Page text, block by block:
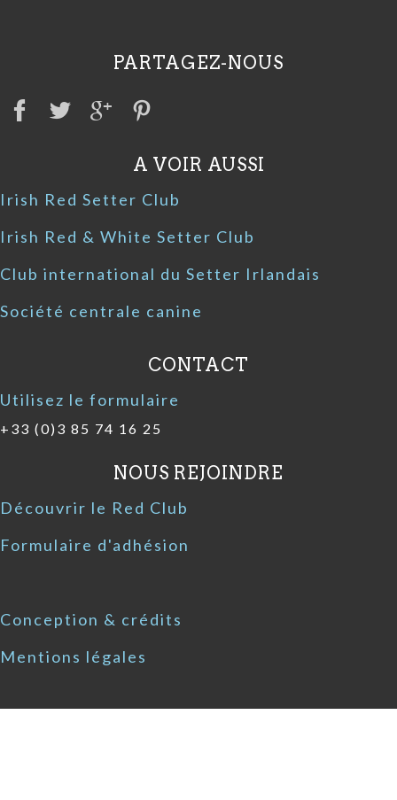
PARTAGEZ-NOUS
A VOIR AUSSI
Irish Red Setter Club
Irish Red & White Setter Club
Club international du Setter Irlandais
Société centrale canine
CONTACT
Utilisez le formulaire
+33 (0)3 85 74 16 25
NOUS REJOINDRE
Découvrir le Red Club
Formulaire d'adhésion
Conception & crédits
Mentions légales